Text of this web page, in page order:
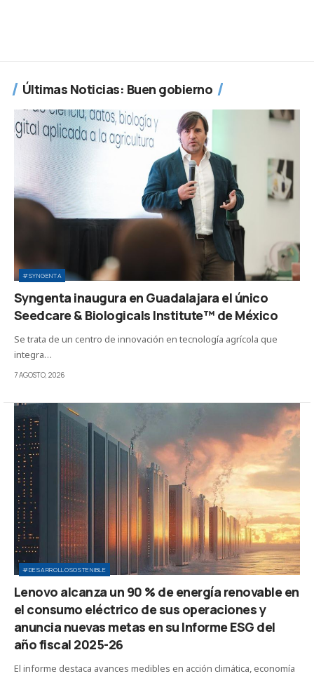
Últimas Noticias: Buen gobierno
#SYNGENTA
Syngenta inaugura en Guadalajara el único
Seedcare & Biologicals Institute™ de México
Se trata de un centro de innovación en tecnología agrícola que
integra…
7 AGOSTO, 2026
#DESARROLLOSOSTENIBLE
Lenovo alcanza un 90 % de energía renovable en
el consumo eléctrico de sus operaciones y
anuncia nuevas metas en su Informe ESG del
año fiscal 2025-26
El informe destaca avances medibles en acción climática, economía